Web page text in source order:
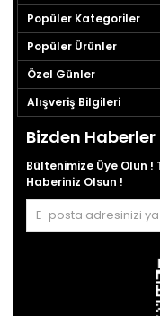
Popüler Kategoriler
Popüler Ürünler
Özel Günler
Alışveriş Bilgileri
Bizden Haberler
Bültenimize Üye Olun !
Haberiniz Olsun !